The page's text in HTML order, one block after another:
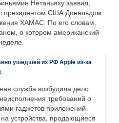
Нетаньяху заявил,
с президентом США Дональдом
ХАМАС. По его словам,
о котором американский
ушедшей из РФ Apple из-за
служба возбудила дело
требований о
гаджетов приложений
устройства, продающиеся